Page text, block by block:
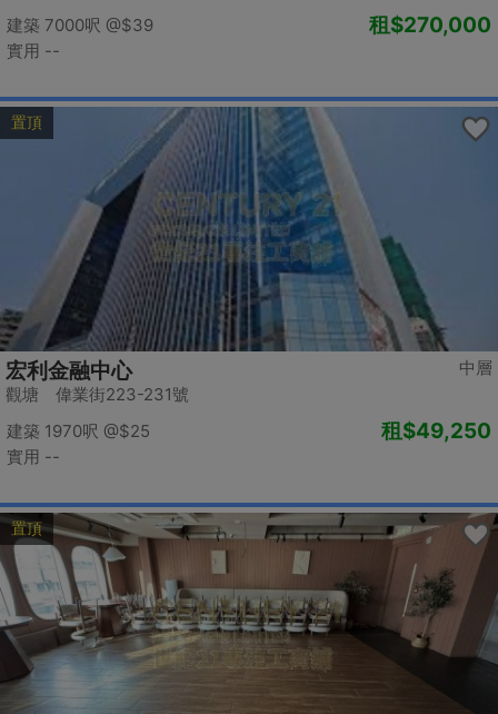
建築 7000呎 @$39
實用 --
租$270,000
置頂
中層
宏利金融中心
觀塘 偉業街223-231號
建築 1970呎 @$25
實用 --
租$49,250
置頂